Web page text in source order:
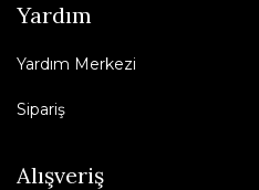
Yardım
Yardım Merkezi
Sipariş
Alışveriş